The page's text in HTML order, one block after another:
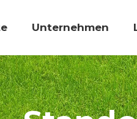
Unternehmen